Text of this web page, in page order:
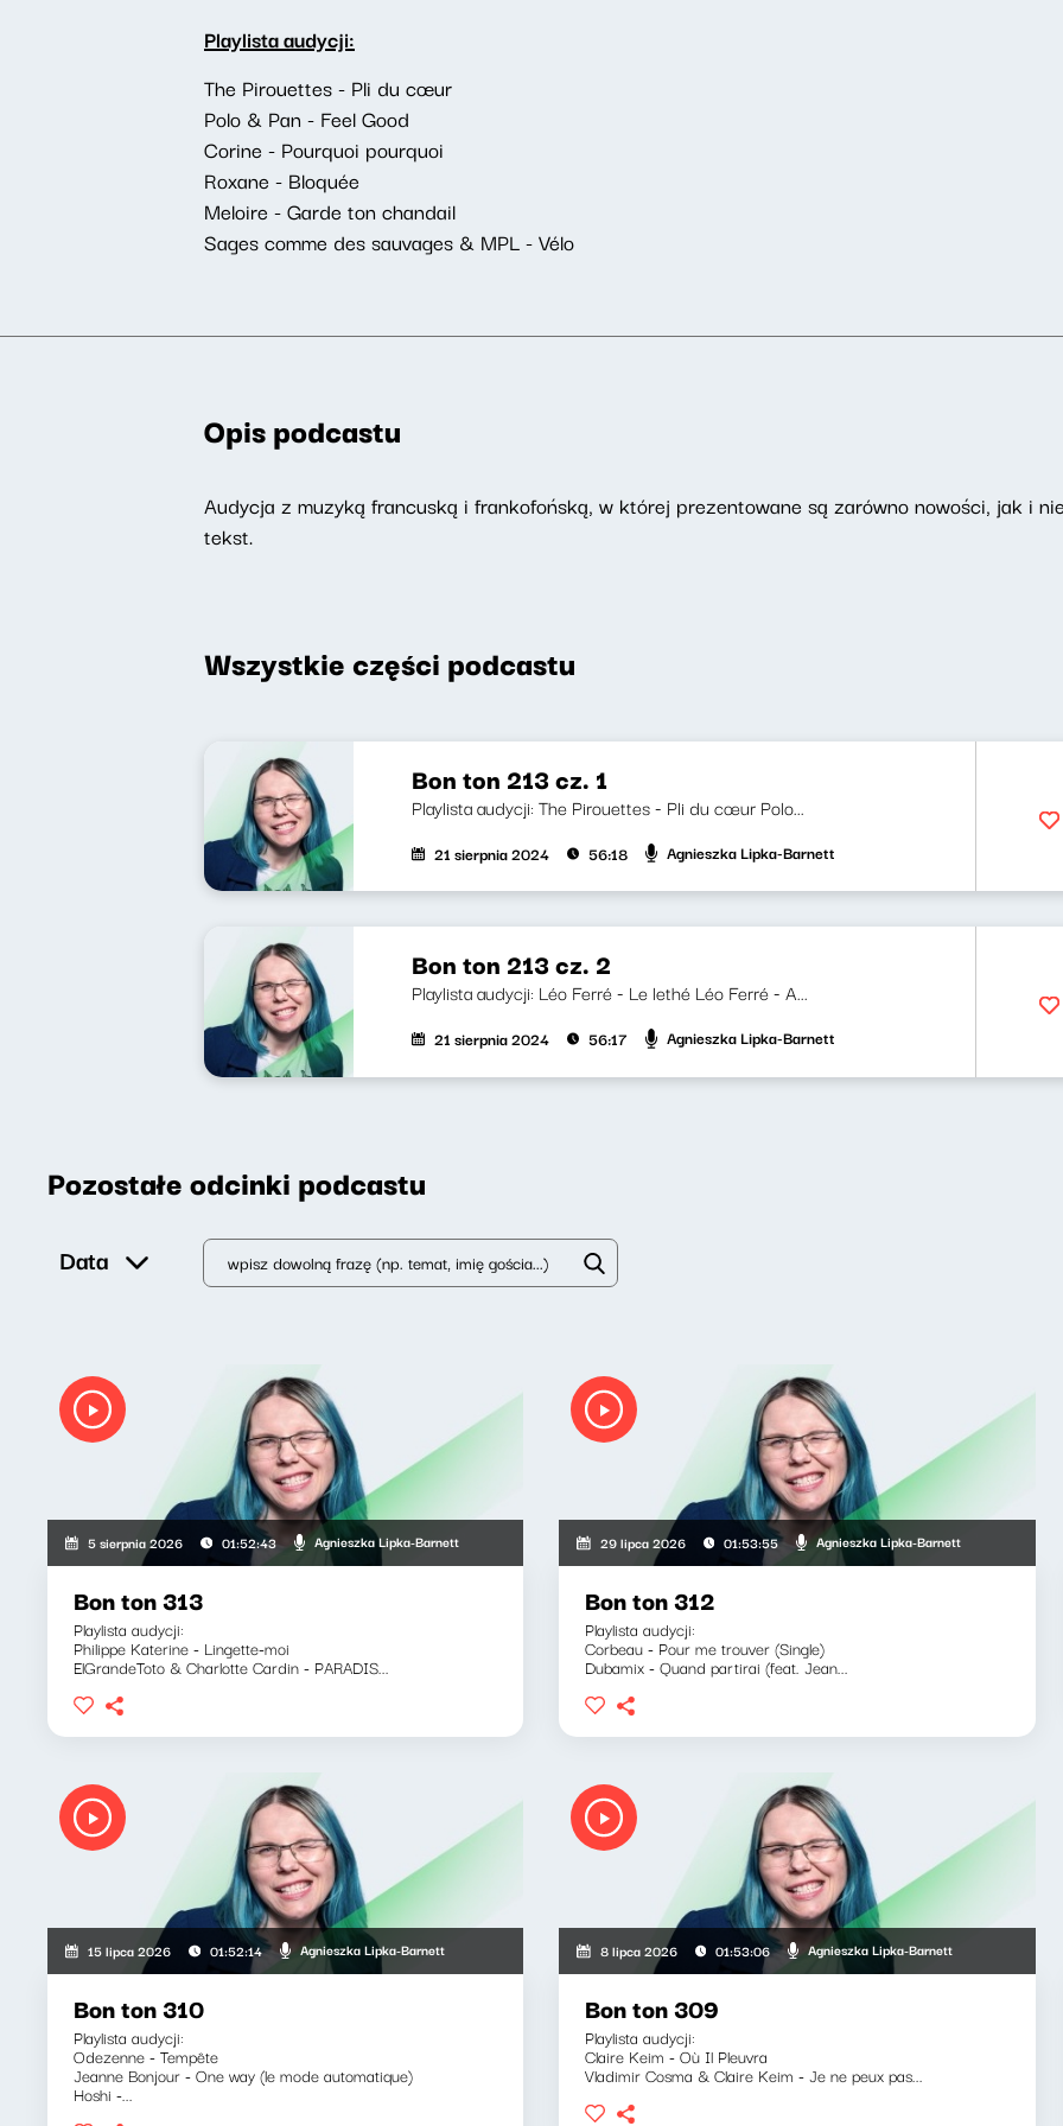
Playlista audycji:
The Pirouettes - Pli du cœur
Polo & Pan - Feel Good
Corine - Pourquoi pourquoi
Roxane - Bloquée
Meloire - Garde ton chandail
Sages comme des sauvages & MPL - Vélo
Opis podcastu
Audycja z muzyką francuską i frankofońską, w której prezentowane są zarówno nowości, jak i
tekst.
Wszystkie części podcastu
Bon ton 213 cz. 1
Playlista audycji: The Pirouettes - Pli du cœur Polo...
21 sierpnia 2024 56:18 Agnieszka Lipka-Barnett
Bon ton 213 cz. 2
Playlista audycji: Léo Ferré - Le lethé Léo Ferré - A...
21 sierpnia 2024 56:17 Agnieszka Lipka-Barnett
Pozostałe odcinki podcastu
Data
5 sierpnia 2026 01:52:43 Agnieszka Lipka-Barnett
Bon ton 313
Playlista audycji:
Philippe Katerine - Lingette-moi
ElGrandeToto & Charlotte Cardin - PARADIS...
29 lipca 2026 01:53:55 Agnieszka Lipka-Barnett
Bon ton 312
Playlista audycji:
Corbeau - Pour me trouver (Single)
Dubamix - Quand partirai (feat. Jean...
15 lipca 2026 01:52:14 Agnieszka Lipka-Barnett
Bon ton 310
Playlista audycji:
Odezenne - Tempête
Jeanne Bonjour - One way (le mode automatique)
Hoshi -...
8 lipca 2026 01:53:06 Agnieszka Lipka-Barnett
Bon ton 309
Playlista audycji:
Claire Keim - Où Il Pleuvra
Vladimir Cosma & Claire Keim - Je ne peux pas...